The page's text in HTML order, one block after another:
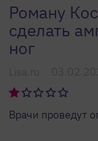
Роману
сделать
ног
Lisa.ru
Врачи проведут